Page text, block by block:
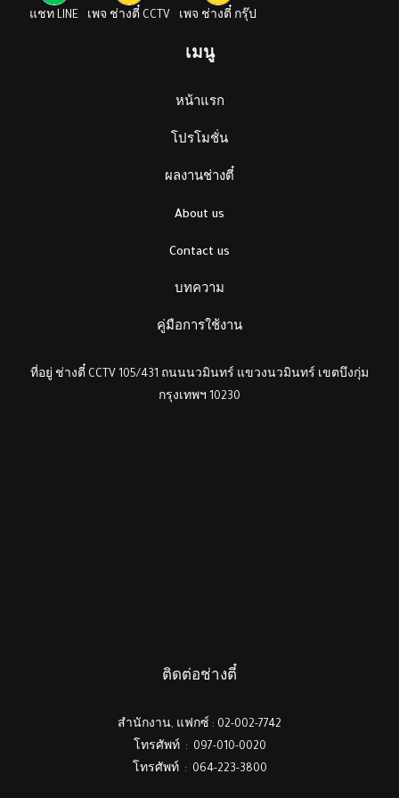
แชท LINE เพจ ช่างตี๋ CCTV เพจ ช่างตี๋ กรุ๊ป
เมนู
หน้าแรก
โปรโมชั่น
ผลงานช่างตี๋
About us
Contact us
บทความ
คู่มือการใช้งาน
ที่อยู่ ช่างตี๋ CCTV 105/431 ถนนนวมินทร์ แขวงนวมินทร์ เขตบึงกุ่ม
กรุงเทพฯ 10230
ติดต่อช่างตี๋
สำนักงาน, แฟกซ์ : 02-002-7742
โทรศัพท์ : 097-010-0020
โทรศัพท์ : 064-223-3800